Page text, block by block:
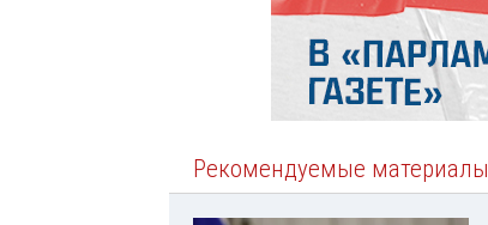
Рекомендуемые материалы